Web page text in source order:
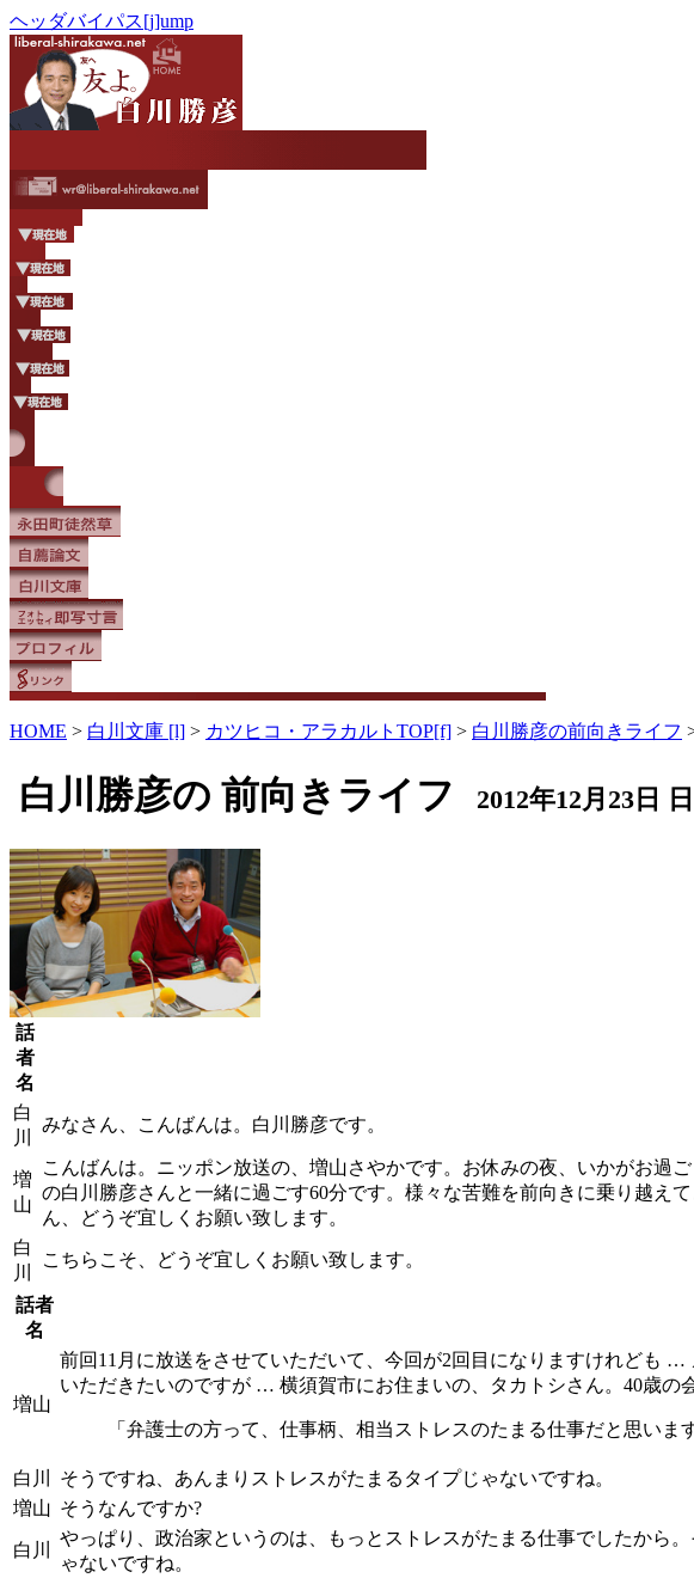
ヘッダバイパス[j]ump
HOME > 白川文庫 [l] > カツヒコ・アラカルトTOP[f] > 白川勝彦の前向きライフ
白川勝彦の 前向きライフ 2012年12月23日
話
者
名
白
川
みなさん、こんばんは。白川勝彦です。
増
山
こんばんは。ニッポン放送の、増山さやかです。お休みの夜、いかがお過
の白川勝彦さんと一緒に過ごす60分です。様々な苦難を前向きに乗り越え
ん、どうぞ宜しくお願い致します。
白
川
こちらこそ、どうぞ宜しくお願い致します。
話者
名
増山
前回11月に放送をさせていただいて、今回が2回目になりますけれども
いただきたいのですが … 横須賀市にお住まいの、タカトシさん。40歳の
「弁護士の方って、仕事柄、相当ストレスのたまる仕事だと思い
白川
そうですね、あんまりストレスがたまるタイプじゃないですね。
増山 そうなんですか?
白川
やっぱり、政治家というのは、もっとストレスがたまる仕事でしたから
ゃないですね。